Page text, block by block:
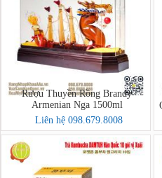
Rượu Thuyền Rồng Brandy
Armenian Nga 1500ml
Liên hệ 098.679.8008